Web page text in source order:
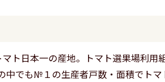
ト日本一の産地。トマト選果場利
中でも№１の生産者戸数・面積でトマ